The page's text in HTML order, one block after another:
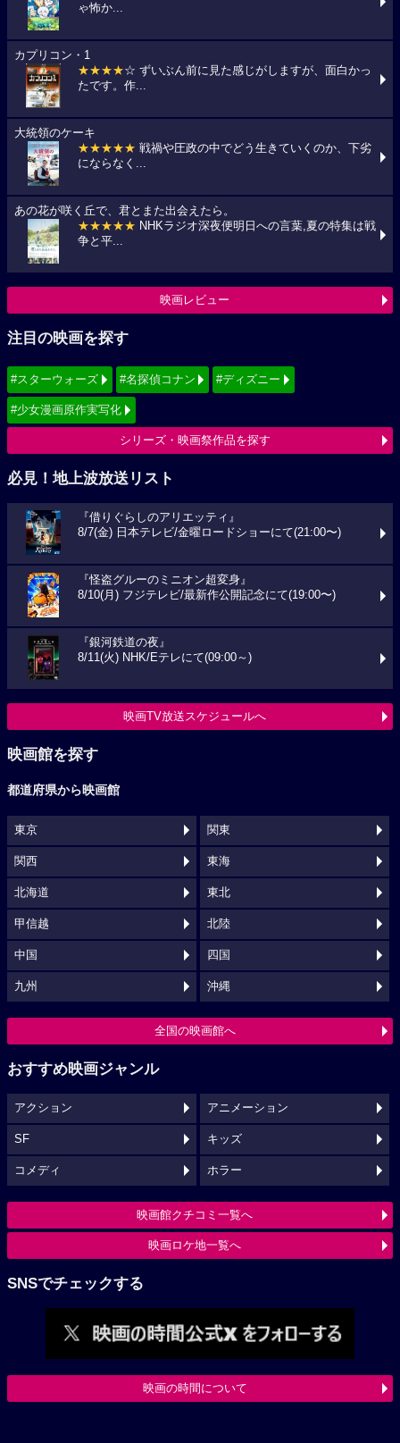
ゃ怖か...
カプリコン・1
★★★★☆ ずいぶん前に見た感じがしますが、面白かっ
たです。作...
大統領のケーキ
★★★★★ 戦禍や圧政の中でどう生きていくのか、下劣
にならなく...
あの花が咲く丘で、君とまた出会えたら。
★★★★★ NHKラジオ深夜便明日への言葉,夏の特集は戦
争と平...
映画レビュー
注目の映画を探す
#スターウォーズ #名探偵コナン #ディズニー
#少女漫画原作実写化
シリーズ・映画祭作品を探す
必見！地上波放送リスト
『借りぐらしのアリエッティ』
8/7(金) 日本テレビ/金曜ロードショーにて(21:00〜)
『怪盗グルーのミニオン超変身』
8/10(月) フジテレビ/最新作公開記念にて(19:00〜)
『銀河鉄道の夜』
8/11(火) NHK/Eテレにて(09:00～)
映画TV放送スケジュールへ
映画館を探す
都道府県から映画館
東京 関東
関西 東海
北海道 東北
甲信越 北陸
中国 四国
九州 沖縄
全国の映画館へ
おすすめ映画ジャンル
アクション アニメーション
SF キッズ
コメディ ホラー
映画館クチコミ一覧へ
映画ロケ地一覧へ
SNSでチェックする
映画の時間について